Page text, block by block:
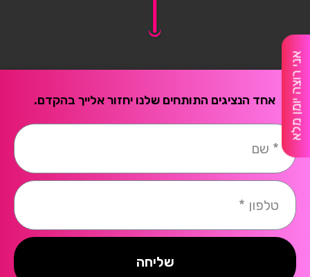
אני רוצה יומן מלא אחד הנציגים התותחים שלנו יחזור אלייך בהקדם.
שליחה